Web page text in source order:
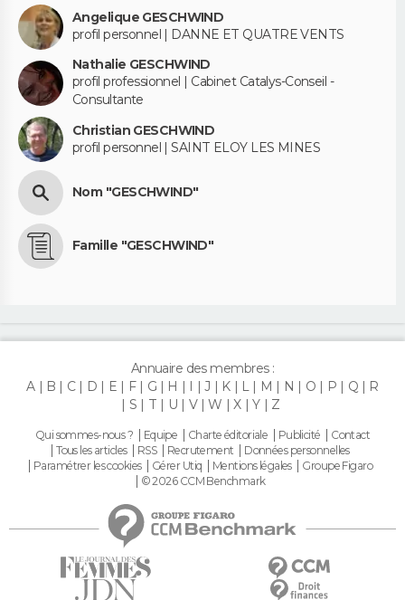
Angelique GESCHWIND
profil personnel | DANNE ET QUATRE VENTS
Nathalie GESCHWIND
profil professionnel | Cabinet Catalys-Conseil -
Consultante
Christian GESCHWIND
profil personnel | SAINT ELOY LES MINES
Nom "GESCHWIND"
Famille "GESCHWIND"
Annuaire des membres :
A
B C D E F G H I J K L M N O P Q
R
S
T U V W X Y Z
Qui sommes-nous ? Equipe Charte éditoriale Publicité
Contact
Tous les articles
RSS Recrutement
Données personnelles
Paramétrer les cookies
Gérer Utiq Mentions légales
Groupe Figaro
© 2026 CCM Benchmark